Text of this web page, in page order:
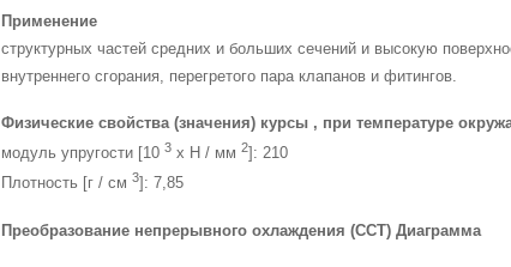
Применение
структурных частей средних и больших сечений и высокую
внутреннего сгорания, перегретого пара клапанов и фитингов.
Физические свойства (значения) курсы , при температуре
модуль упругости [10 3 х Н / мм 2]: 210
Плотность [г / см 3]: 7,85
Преобразование непрерывного охлаждения (CCT) Диаграмма